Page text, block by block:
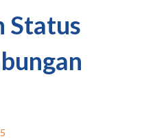
Status